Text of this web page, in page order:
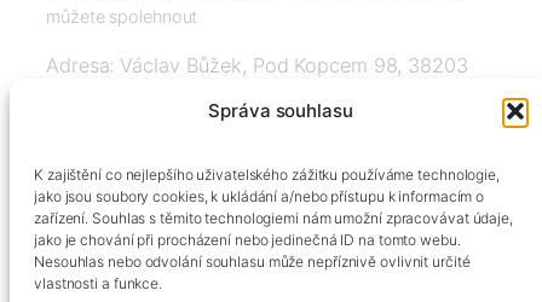
Správa souhlasu
K zajištění co nejlepšího uživatelského zážitku používáme technologie,
jako jsou soubory cookies, k ukládání a/nebo přístupu k informacím o
zařízení. Souhlas s těmito technologiemi nám umožní zpracovávat údaje,
jako je chování při procházení nebo jedinečná ID na tomto webu.
Nesouhlas nebo odvolání souhlasu může nepříznivě ovlivnit určité
vlastnosti a funkce.
můžete spolehnout
Adresa: Václav Bůžek, Pod Kopcem 98, 38203
+420606334248, info@agrobox.cz